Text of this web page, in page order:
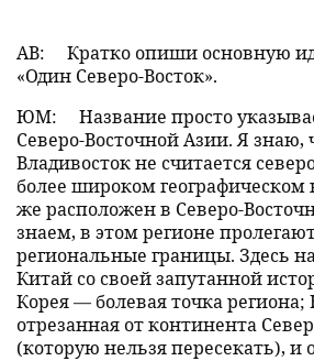
АВ:
Кратко опиши основную
«Один Северо-Восток».
ЮМ:
Название просто
Северо-Восточной Азии. Я знаю,
Владивосток не считается
более широком географическом
же расположен в Северо-
знаем, в этом регионе
региональные границы. Здесь
Китай со своей запутанной
Корея — болевая точка
отрезанная от континента
(которую нельзя пересекать), и